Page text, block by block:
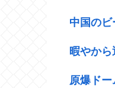
中国の
暇やか
原爆ド